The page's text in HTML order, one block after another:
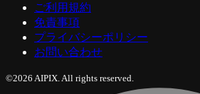
ご利用規約
免責事項
プライバシーポリシー
お問い合わせ
©2026 AIPIX. All rights reserved.